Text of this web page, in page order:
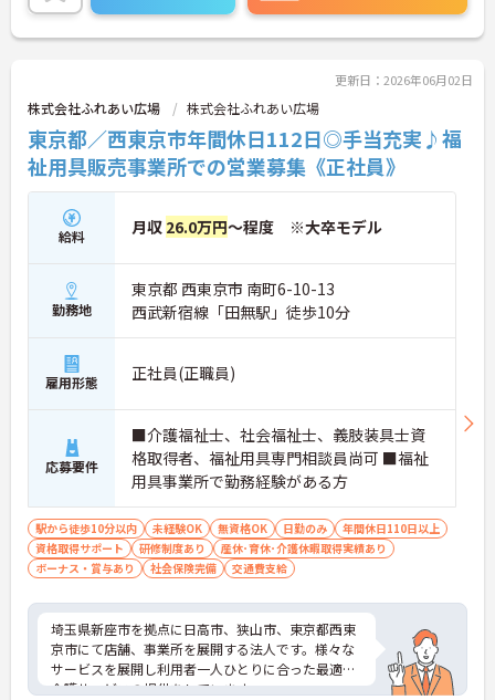
更新日：2026年06月02日
株式会社ふれあい広場 株式会社ふれあい広場
東京都／西東京市年間休日112日◎手当充実♪福
祉用具販売事業所での営業募集《正社員》
給料 月収 26.0万円～程度 ※大卒モデル
勤務地
東京都 西東京市 南町6-10-13
西武新宿線「田無駅」徒歩10分
雇用形態 正社員(正職員)
応募要件
■介護福祉士、社会福祉士、義肢装具士資
格取得者、福祉用具専門相談員尚可 ■福祉
用具事業所で勤務経験がある方
駅から徒歩10分以内 未経験OK 無資格OK 日勤のみ
年間休日110日以上
資格取得サポート
研修制度あり
産休･育休･介護休暇取得実績あり
ボーナス・賞与あり
社会保険完備 交通費支給
埼玉県新座市を拠点に日高市、狭山市、東京都西東
京市にて店舗、事業所を展開する法人です。様々な
サービスを展開し利用者一人ひとりに合った最適な
介護サービスの提供をしています。